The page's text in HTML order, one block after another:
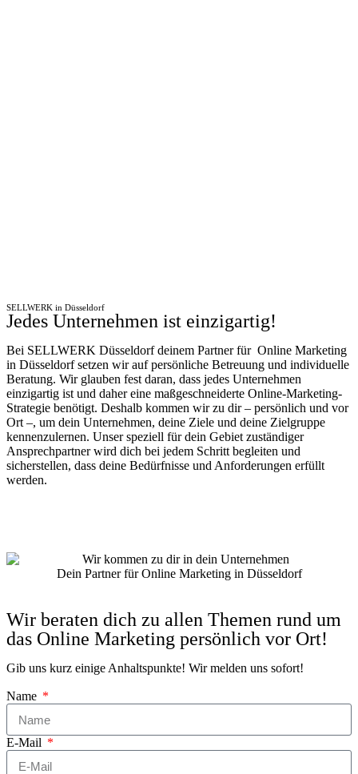
SELLWERK in Düsseldorf
Jedes Unternehmen ist einzigartig!
Bei SELLWERK Düsseldorf deinem Partner für Online Marketing
in Düsseldorf setzen wir auf persönliche Betreuung und individuelle
Beratung. Wir glauben fest daran, dass jedes Unternehmen
einzigartig ist und daher eine maßgeschneiderte Online-Marketing-
Strategie benötigt. Deshalb kommen wir zu dir – persönlich und vor
Ort –, um dein Unternehmen, deine Ziele und deine Zielgruppe
kennenzulernen. Unser speziell für dein Gebiet zuständiger
Ansprechpartner wird dich bei jedem Schritt begleiten und
sicherstellen, dass deine Bedürfnisse und Anforderungen erfüllt
werden.
Dein Partner für Online Marketing in Düsseldorf
Wir beraten dich zu allen Themen rund um
das Online Marketing persönlich vor Ort!
Gib uns kurz einige Anhaltspunkte! Wir melden uns sofort!
Name
E-Mail